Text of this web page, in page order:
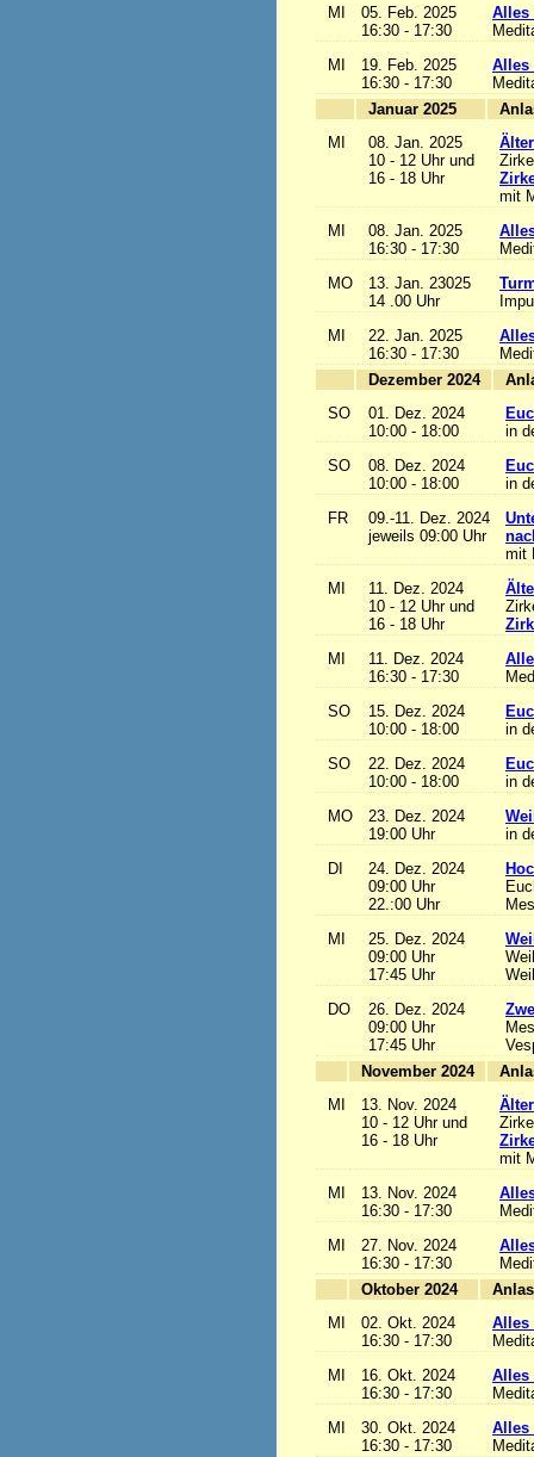
MI
05. Feb. 2025
16:30 - 17:30
Alles
MI
19. Feb. 2025
16:30 - 17:30
Alles
Januar 2025
MI
08. Jan. 2025
10 - 12 Uhr und
16 - 18 Uhr
mit
MI
08. Jan. 2025
16:30 - 17:30
MO
13. Jan. 23025
14 .00 Uhr
MI
22. Jan. 2025
16:30 - 17:30
Dezember 2024
SO
01. Dez. 2024
10:00 - 18:00
in
SO
08. Dez. 2024
10:00 - 18:00
in
FR
09.-11. Dez. 2024
jeweils 09:00 Uhr
mit
MI
11. Dez. 2024
10 - 12 Uhr und
16 - 18 Uhr
MI
11. Dez. 2024
16:30 - 17:30
SO
15. Dez. 2024
10:00 - 18:00
in
SO
22. Dez. 2024
10:00 - 18:00
in
MO
23. Dez. 2024
19:00 Uhr
in
DI
24. Dez. 2024
09:00 Uhr
22.:00 Uhr
MI
25. Dez. 2024
09:00 Uhr
17:45 Uhr
DO
26. Dez. 2024
09:00 Uhr
17:45 Uhr
November 2024
MI
13. Nov. 2024
10 - 12 Uhr und
16 - 18 Uhr
mit
MI
13. Nov. 2024
16:30 - 17:30
MI
27. Nov. 2024
16:30 - 17:30
Oktober 2024
MI
02. Okt. 2024
16:30 - 17:30
Alles
MI
16. Okt. 2024
16:30 - 17:30
Alles
MI
30. Okt. 2024
16:30 - 17:30
Alles